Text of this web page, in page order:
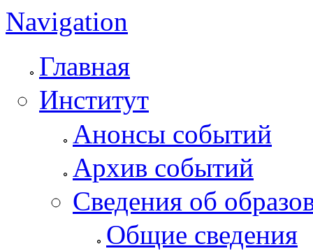
Navigation
Главная
Институт
Анонсы событий
Архив событий
Сведения об
Общие сведения